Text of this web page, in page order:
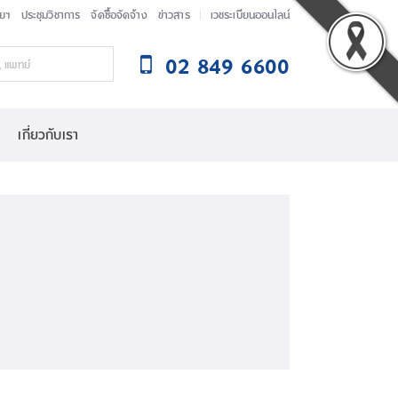
ฯ ประชุมวิชาการ จัดซื้อจัดจ้าง ข่าวสาร เวชระเบียนออนไลน์
02 849 6600
เกี่ยวกับเรา